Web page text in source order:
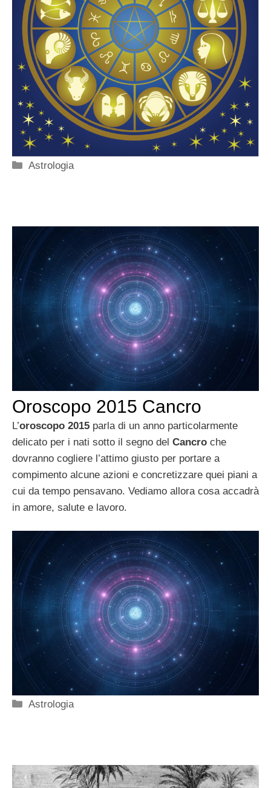
Categorie
Astrologia
Oroscopo 2015 Cancro
L’oroscopo 2015 parla di un anno particolarmente
delicato per i nati sotto il segno del Cancro che
dovranno cogliere l’attimo giusto per portare a
compimento alcune azioni e concretizzare quei piani a
cui da tempo pensavano. Vediamo allora cosa accadrà
in amore, salute e lavoro.
Categorie
Astrologia